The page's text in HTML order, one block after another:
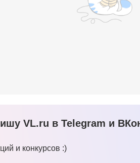
VL.ru в Telegram и
и конкурсов :)